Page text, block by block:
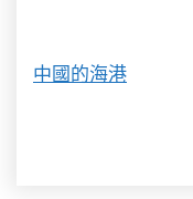
中國的海港